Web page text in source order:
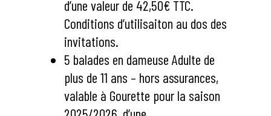
d’une valeur de 42,50€ TTC.
Conditions d’utilisaiton au dos des
invitations.
5 balades en dameuse Adulte de
plus de 11 ans – hors assurances,
valable à Gourette pour la saison